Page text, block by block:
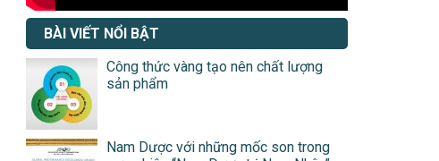
BÀI VIẾT NỔI BẬT
Công thức vàng tạo nên chất lượng
sản phẩm
Nam Dược với những mốc son trong